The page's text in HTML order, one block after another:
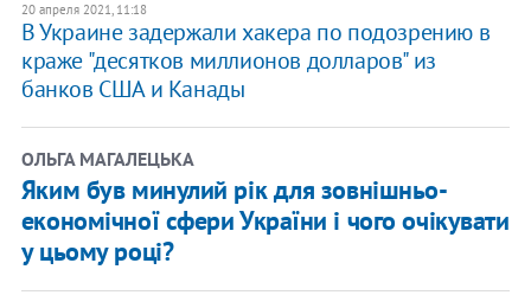
20 апреля 2021, 11:18
В Украине задержали хакера по подозрению в
краже "десятков миллионов долларов" из
банков США и Канады
ОЛЬГА МАГАЛЕЦЬКА
Яким був минулий рік для зовнішньо-
економічної сфери України і чого очікувати
у цьому році?